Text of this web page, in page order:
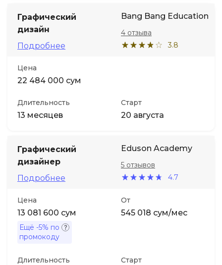
Графический
дизайн
Подробнее
Bang Bang Education
3.8
4 отзыва
Цена
22 484 000 сум
Длительность
13 месяцев
Старт
20 августа
Графический
дизайнер
Подробнее
Eduson Academy
4.7
5 отзывов
Цена
13 081 600 сум
Ещё -5% по
промокоду
От
545 018 сум/мес
Длительность Старт